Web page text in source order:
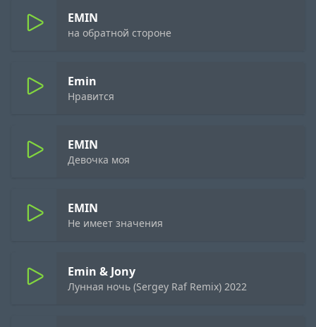
EMIN
на обратной стороне
Emin
Нравится
EMIN
Девочка моя
EMIN
Не имеет значения
Emin & Jony
Лунная ночь (Sergey Raf Remix) 2022